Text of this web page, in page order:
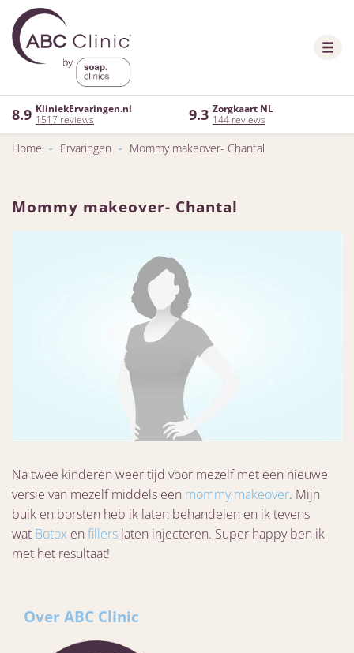
8.9 KliniekErvaringen.nl
1517 reviews
9.3 Zorgkaart NL
144 reviews
Home - Ervaringen - Mommy makeover- Chantal
Mommy makeover- Chantal
Na twee kinderen weer tijd voor mezelf met een nieuwe
versie van mezelf middels een mommy makeover. Mijn
buik en borsten heb ik laten behandelen en ik tevens
wat Botox en fillers laten injecteren. Super happy ben ik
met het resultaat!
Over ABC Clinic